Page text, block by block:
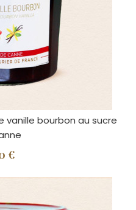
vanille bourbon au sucre
€